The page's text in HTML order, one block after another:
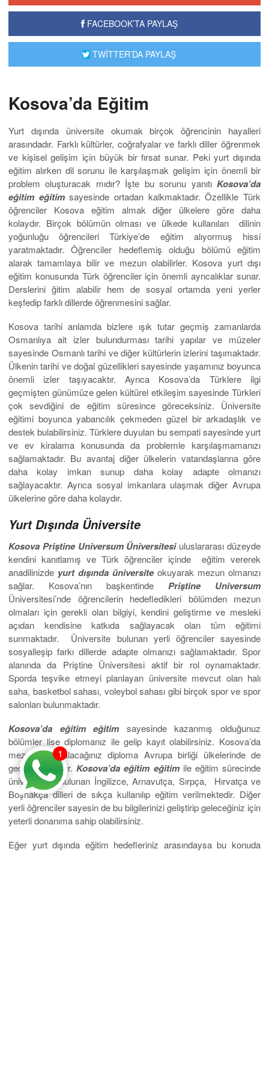
FACEBOOK’TA PAYLAŞ
TWİTTER’DA PAYLAŞ
Kosova’da Eğitim
Yurt dışında üniversite okumak birçok öğrencinin hayalleri
arasındadır. Farklı kültürler, coğrafyalar ve farklı diller öğrenmek
ve kişisel gelişim için büyük bir fırsat sunar. Peki yurt dışında
eğitim alırken dil sorunu ile karşılaşmak gelişim için önemli bir
problem oluşturacak mıdır? İşte bu sorunu yanıtı Kosova’da
eğitim eğitimsayesinde ortadan kalkmaktadır. Özellikle Türk
öğrenciler Kosova eğitim almak diğer ülkelere göre daha
kolaydır. Birçok bölümün olması ve ülkede kullanılan dilinin
yoğunluğu öğrencileri Türkiye’de eğitim alıyormuş hissi
yaratmaktadır. Öğrenciler hedeflemiş olduğu bölümü eğitim
alarak tamamlaya bilir ve mezun olabilirler. Kosova yurt dışı
eğitim konusunda Türk öğrenciler için önemli ayrıcalıklar sunar.
Derslerini ğitim alabilir hem de sosyal ortamda yeni yerler
keşfedip farklı dillerde öğrenmesini sağlar.
Kosova tarihi anlamda bizlere ışık tutar geçmiş zamanlarda
Osmanlıya ait izler bulundurması tarihi yapılar ve müzeler
sayesinde Osmanlı tarihi ve diğer kültürlerin izlerini taşımaktadır.
Ülkenin tarihi ve doğal güzellikleri sayesinde yaşamınız boyunca
önemli izler taşıyacaktır. Ayrıca Kosova’da Türklere ilgi
geçmişten günümüze gelen kültürel etkileşim sayesinde Türkleri
çok sevdiğini de eğitim süresince göreceksiniz. Üniversite
eğitimi boyunca yabancılık çekmeden güzel bir arkadaşlık ve
destek bulabilirsiniz. Türklere duyulan bu sempati sayesinde yurt
ve ev kiralama konusunda da problemle karşılaşmamanızı
sağlamaktadır. Bu avantaj diğer ülkelerin vatandaşlarına göre
daha kolay imkan sunup daha kolay adapte olmanızı
sağlayacaktır. Ayrıca sosyal imkanlara ulaşmak diğer Avrupa
ülkelerine göre daha kolaydır.
Yurt Dışında Üniversite
Kosova Priştine Universum Üniversitesi uluslararası düzeyde
kendini kanıtlamış ve Türk öğrenciler içinde eğitim vererek
anadilinizde yurt dışında üniversiteokuyarak mezun olmanızı
sağlar. Kosova’nın başkentinde Priştine Universum
Üniversitesi’nde öğrencilerin hedefledikleri bölümden mezun
olmaları için gerekli olan bilgiyi, kendini geliştirme ve mesleki
açıdan kendisine katkıda sağlayacak olan tüm eğitimi
sunmaktadır. Üniversite bulunan yerli öğrenciler sayesinde
sosyalleşip farkı dillerde adapte olmanızı sağlamaktadır. Spor
alanında da Priştine Üniversitesi aktif bir rol oynamaktadır.
Sporda teşvike etmeyi planlayan üniversite mevcut olan halı
saha, basketbol sahası, voleybol sahası gibi birçok spor ve spor
salonları bulunmaktadır.
Kosova’da eğitim eğitim sayesinde kazanmış olduğunuz
bölümler lise diplomanız ile gelip kayıt olabilirsiniz. Kosova’da
mezun olup alacağınız diploma Avrupa birliği ülkelerinde de
geçerli olacaktır.Kosova’da eğitim eğitim ile eğitim sürecinde
üniversitede bulunan İngilizce, Arnavutça, Sırpça, Hırvatça ve
Boşnakça dilleri de sıkça kullanılıp eğitim verilmektedir. Diğer
yerli öğrenciler sayesin de bu bilgilerinizi geliştirip geleceğiniz için
yeterli donanıma sahip olabilirsiniz.
Eğer yurt dışında eğitim hedefleriniz arasındaysa bu konuda
1